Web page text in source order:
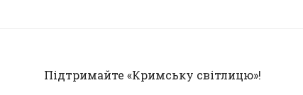
Підтримайте «Кримську світлицю»!